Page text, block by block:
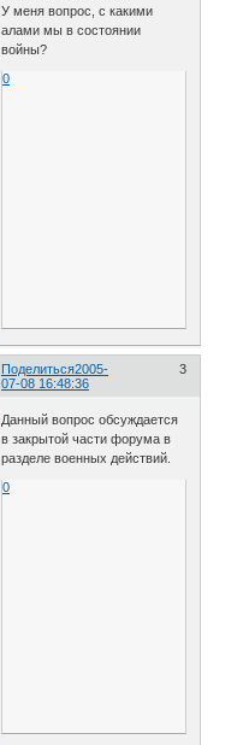
У меня вопрос, с какими
алами мы в состоянии
войны?
0
Поделиться 3
2005-
07-08 16:48:36
Данный вопрос обсуждается
в закрытой части форума в
разделе военных действий.
0